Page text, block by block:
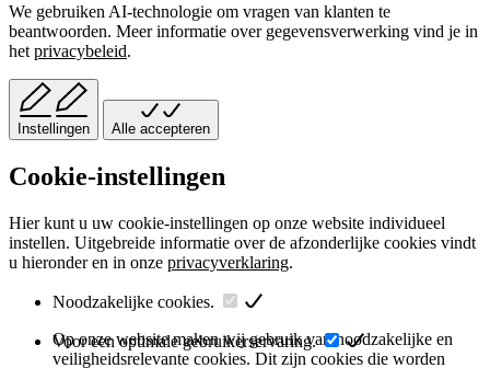
We gebruiken AI-technologie om vragen van klanten te
beantwoorden. Meer informatie over gegevensverwerking vind je in
het privacybeleid.
Instellingen Alle accepteren
Cookie-instellingen
Hier kunt u uw cookie-instellingen op onze website individueel
instellen. Uitgebreide informatie over de afzonderlijke cookies vindt
u hieronder en in onze privacyverklaring.
Noodzakelijke cookies.
Op onze website maken wij gebruik van noodzakelijke en
veiligheidsrelevante cookies. Dit zijn cookies die worden
Voor een optimale gebruikerservaring.